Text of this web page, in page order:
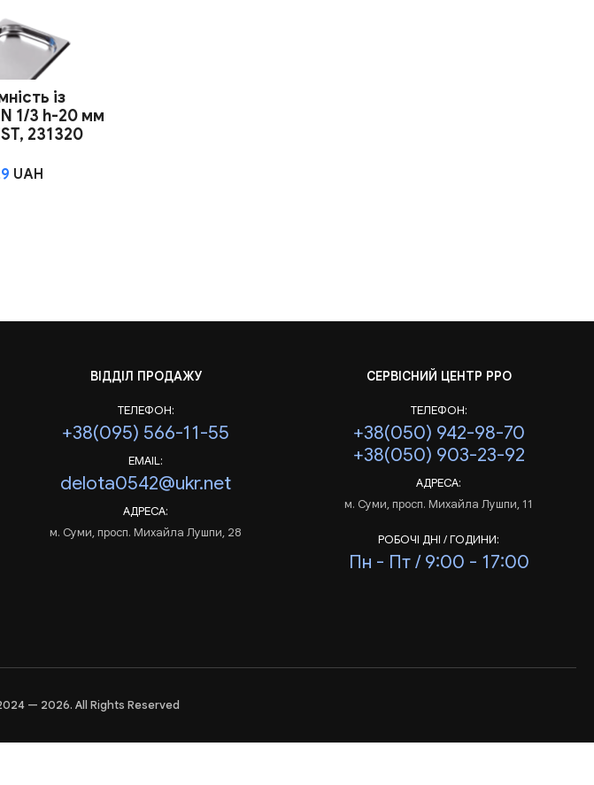
із
1/3 h-20 мм
231320
UAH
ВІДДІЛ ПРОДАЖУ
ТЕЛЕФОН:
+38(095) 566-11-55
EMAIL:
delota0542@ukr.net
АДРЕСА:
м. Суми, просп. Михайла Лушпи, 28
СЕРВІСНИЙ ЦЕНТР РРО
ТЕЛЕФОН:
+38(050) 942-98-70
+38(050) 903-23-92
АДРЕСА:
м. Суми, просп. Михайла Лушпи, 11
РОБОЧІ ДНІ / ГОДИНИ:
Пн - Пт / 9:00 - 17:00
— 2026. All Rights Reserved